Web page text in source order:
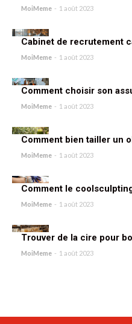
MoiMeme - 1 août 2023
Cabinet de recrutement
MoiMeme - 1 août 2023
Comment choisir son
MoiMeme - 1 août 2023
Comment bien tailler un
MoiMeme - 1 août 2023
Comment le
MoiMeme - 1 août 2023
Trouver de la cire pour
MoiMeme - 1 août 2023